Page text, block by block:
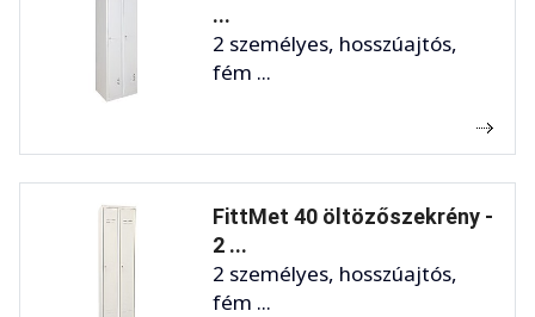
...
2 személyes, hosszúajtós,
fém ...
FittMet 40 öltözőszekrény -
2 ...
2 személyes, hosszúajtós,
fém ...